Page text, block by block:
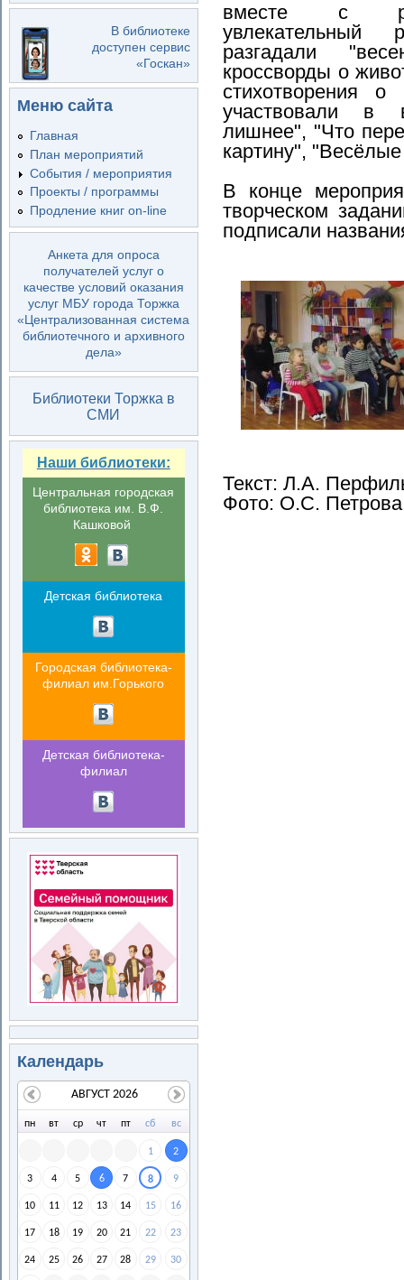
В библиотеке
доступен сервис
«Госкан»
Меню сайта
Главная
План мероприятий
События / мероприятия
Проекты / программы
Продление книг on-line
Анкета для опроса
получателей услуг о
качестве условий оказания
услуг МБУ города Торжка
«Централизованная система
библиотечного и архивного
дела»
Библиотеки Торжка в
СМИ
Наши библиотеки:
Центральная городская
библиотека им. В.Ф.
Кашковой
Детская библиотека
Городская библиотека-
филиал им.Горького
Детская библиотека-
филиал
Календарь
пн вт ср чт пт сб вс
1 2
3 4 5 6 7 8 9
10 11 12 13 14 15 16
17 18 19 20 21 22 23
24 25 26 27 28 29 30
АВГУСТ 2026
вместе с
увлекательный
разгадали
кроссворды о
стихотворения
участвовали в
лишнее", "Что
картину",
В конце
творческом
подписали
Текст: Л.А.
Фото: О.С. Петрова